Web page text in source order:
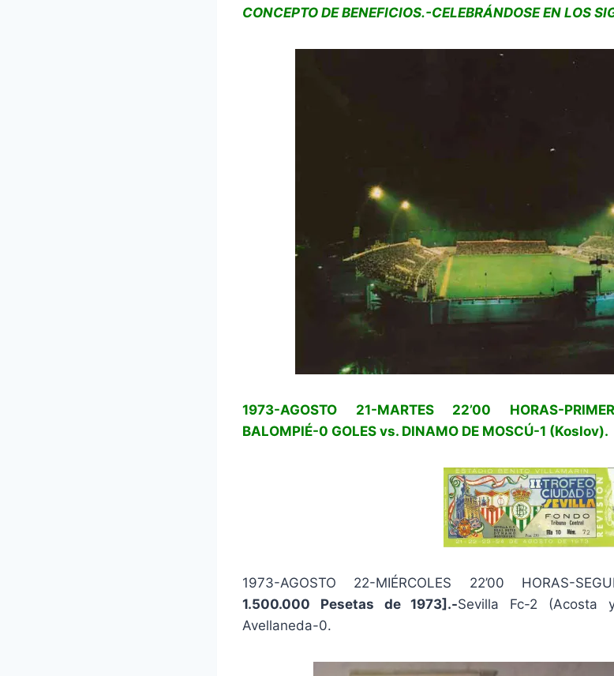
CONCEPTO DE BENEFICIOS.-CELEBRÁNDOSE EN LOS
1973-AGOSTO 21-MARTES 22’00 HORAS-
BALOMPIÉ-0 GOLES vs. DINAMO DE MOSCÚ-1 (Koslov).
1973-AGOSTO 22-MIÉRCOLES 22’00 HORAS-
1.500.000 Pesetas de 1973].-Sevilla Fc-2 (Acosta
Avellaneda-0.